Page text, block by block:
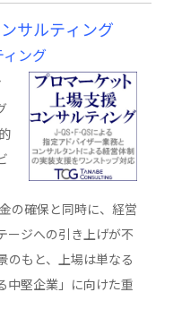
サルティング
ィング
の確保と同時に、経営
ージへの引き上げが不
のもと、上場は単なる
中堅企業」に向けた重